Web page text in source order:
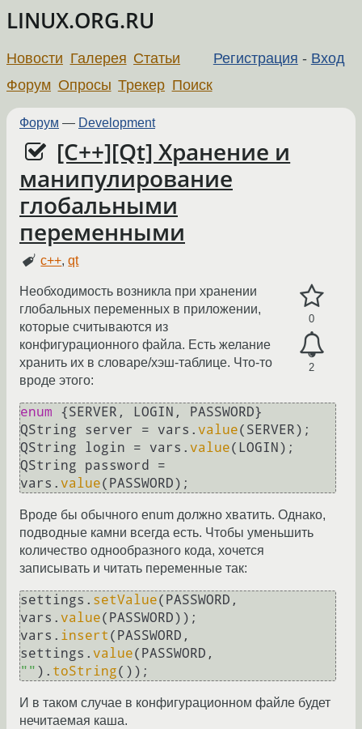
LINUX.ORG.RU
Регистрация - Вход
Новости Галерея Статьи
Форум Опросы Трекер Поиск
Форум — Development
[C++][Qt] Хранение и
манипулирование
глобальными
переменными
c++,qt
0
2
Необходимость возникла при хранении
глобальных переменных в приложении,
которые считываются из
конфигурационного файла. Есть желание
хранить их в словаре/хэш-таблице. Что-то
вроде этого:
enum {SERVER, LOGIN, PASSWORD}
QString server = vars. value(SERVER);
QString login = vars. value(LOGIN);
QString password =
vars. value
Вроде бы обычного enum должно хватить. Однако,
подводные камни всегда есть. Чтобы уменьшить
количество однообразного кода, хочется
записывать и читать переменные так:
settings. setValue(PASSWORD,
vars. value(PASSWORD));
vars. insert (PASSWORD,
settings. value
"" ). toString
И в таком случае в конфигурационном файле будет
нечитаемая каша.